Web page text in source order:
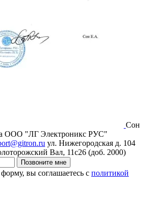
Сон
ООО "ЛГ Электроникс РУС"
ул. Нижегородская д. 104
Вал, 11с26 (доб. 2000)
Позвоните мне
вы соглашаетесь с политикой